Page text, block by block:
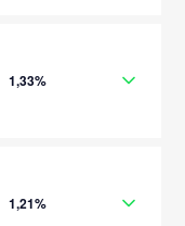
1,33%
1,21%